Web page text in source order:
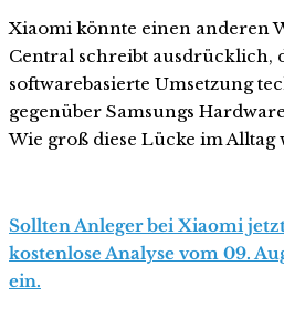
Xiaomi könnte einen anderen
Central schreibt ausdrücklich,
softwarebasierte Umsetzung
gegenüber Samsungs
Wie groß diese Lücke im Alltag
Sollten Anleger bei Xiaomi
kostenlose Analyse vom 09.
ein.